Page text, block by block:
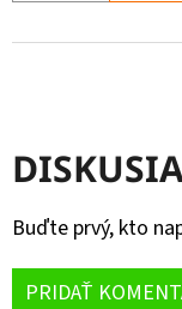
Buďte prvý, kto
PRIDAŤ